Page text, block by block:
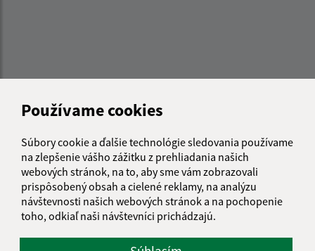
Používame cookies
Súbory cookie a ďalšie technológie sledovania používame
na zlepšenie vášho zážitku z prehliadania našich
webových stránok, na to, aby sme vám zobrazovali
prispôsobený obsah a cielené reklamy, na analýzu
návštevnosti našich webových stránok a na pochopenie
toho, odkiaľ naši návštevníci prichádzajú.
Informácie o stránke:
Vyhlásenie o prístupnosti
Autorské práva
Ochrana osobných údajov
Navigácia: